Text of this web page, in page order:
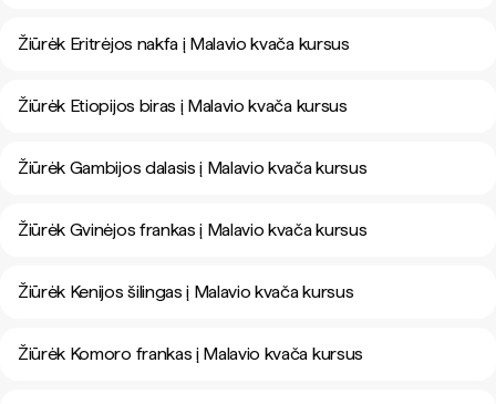
Žiūrėk Eritrėjos nakfa į Malavio kvača kursus
Žiūrėk Etiopijos biras į Malavio kvača kursus
Žiūrėk Gambijos dalasis į Malavio kvača kursus
Žiūrėk Gvinėjos frankas į Malavio kvača kursus
Žiūrėk Kenijos šilingas į Malavio kvača kursus
Žiūrėk Komoro frankas į Malavio kvača kursus